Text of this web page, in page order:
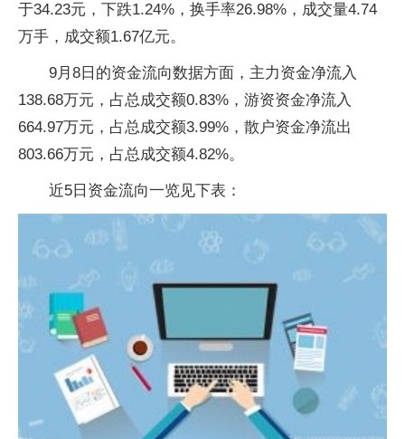
于34.23元，下跌1.24%，换手率26.98%，成交量4.74
万手，成交额1.67亿元。
9月8日的资金流向数据方面，主力资金净流入
138.68万元，占总成交额0.83%，游资资金净流入
664.97万元，占总成交额3.99%，散户资金净流出
803.66万元，占总成交额4.82%。
近5日资金流向一览见下表：